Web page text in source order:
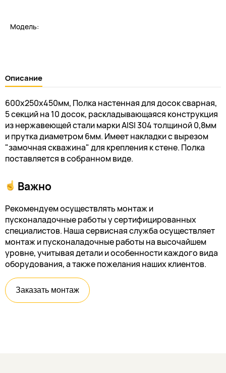
Модель:
Описание
600х250х450мм, Полка настенная для досок сварная,
5 секций на 10 досок, раскладывающаяся конструкция
из нержавеющей стали марки AISI 304 толщиной 0,8мм
и прутка диаметром 6мм. Имеет накладки с вырезом
"замочная скважина" для крепления к стене. Полка
поставляется в собранном виде.
Важно
Рекомендуем осуществлять монтаж и
пусконаладочные работы у сертифицированных
специалистов. Наша сервисная служба осуществляет
монтаж и пусконаладочные работы на высочайшем
уровне, учитывая детали и особенности каждого вида
оборудования, а также пожелания наших клиентов.
Заказать монтаж